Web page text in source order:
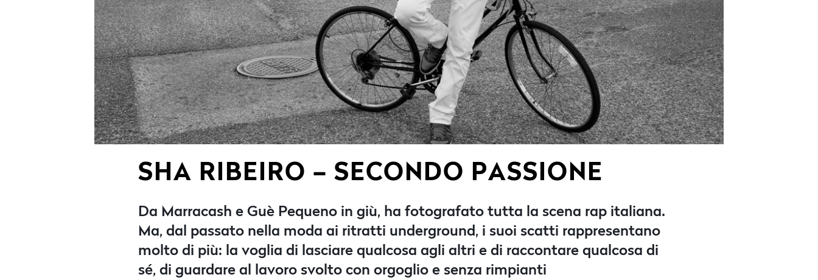
SHA RIBEIRO – SECONDO PASSIONE
Da Marracash e Guè Pequeno in giù, ha fotografato tutta la scena rap italiana.
Ma, dal passato nella moda ai ritratti underground, i suoi scatti rappresentano
molto di più: la voglia di lasciare qualcosa agli altri e di raccontare qualcosa di
sé, di guardare al lavoro svolto con orgoglio e senza rimpianti